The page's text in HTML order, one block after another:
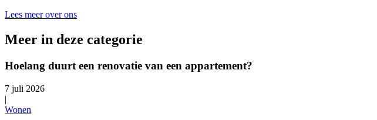
Lees meer over ons
Meer in deze categorie
Hoelang duurt een renovatie van een appartement?
7 juli 2026
|
Wonen